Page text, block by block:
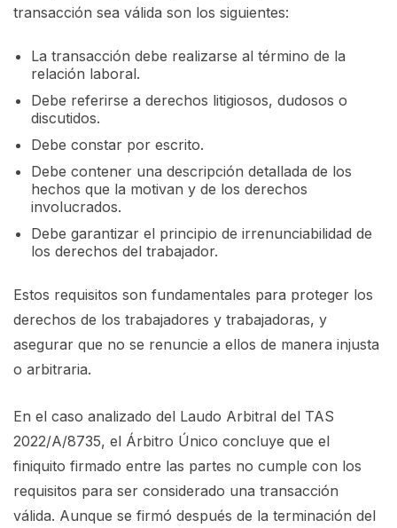
transacción sea válida son los siguientes:
La transacción debe realizarse al término de la
relación laboral.
Debe referirse a derechos litigiosos, dudosos o
discutidos.
Debe constar por escrito.
Debe contener una descripción detallada de los
hechos que la motivan y de los derechos
involucrados.
Debe garantizar el principio de irrenunciabilidad de
los derechos del trabajador.
Estos requisitos son fundamentales para proteger los
derechos de los trabajadores y trabajadoras, y
asegurar que no se renuncie a ellos de manera injusta
o arbitraria.
En el caso analizado del Laudo Arbitral del TAS
2022/A/8735, el Árbitro Único concluye que el
finiquito firmado entre las partes no cumple con los
requisitos para ser considerado una transacción
válida. Aunque se firmó después de la terminación del